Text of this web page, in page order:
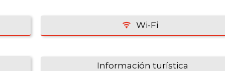
Wi-Fi
Información turística